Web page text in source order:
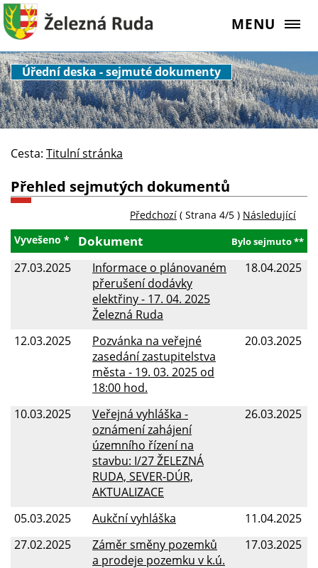
MENU
Úřední deska - sejmuté dokumenty
Cesta: Titulní stránka
Přehled sejmutých dokumentů
Předchozí ( Strana 4/5 ) Následující
Vyvešeno *
Bylo sejmuto **
Dokument
27.03.2025 18.04.2025
Informace o plánovaném
přerušení dodávky
elektřiny - 17. 04. 2025
Železná Ruda
12.03.2025
20.03.2025
Pozvánka na veřejné
zasedání zastupitelstva
města - 19. 03. 2025 od
18:00 hod.
10.03.2025
26.03.2025
Veřejná vyhláška -
oznámení zahájení
územního řízení na
stavbu: I/27 ŽELEZNÁ
RUDA, SEVER-DÚR,
AKTUALIZACE
05.03.2025
11.04.2025
Aukční vyhláška
27.02.2025
17.03.2025
Záměr směny pozemků
a prodeje pozemku v k.ú.